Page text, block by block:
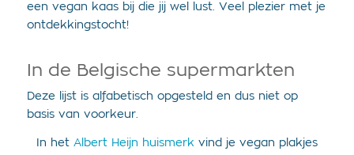
een vegan kaas bij die jij wel lust. Veel plezier met je
ontdekkingstocht!
In de Belgische supermarkten
Deze lijst is alfabetisch opgesteld en dus niet op
basis van voorkeur.
In het Albert Heijn huismerk vind je vegan plakjes